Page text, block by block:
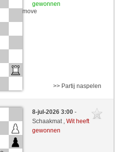
move
gewonnen
move
>> Partij naspelen
8-jul-2026 3:00-
Schaakmat ,Wit heeft
gewonnen